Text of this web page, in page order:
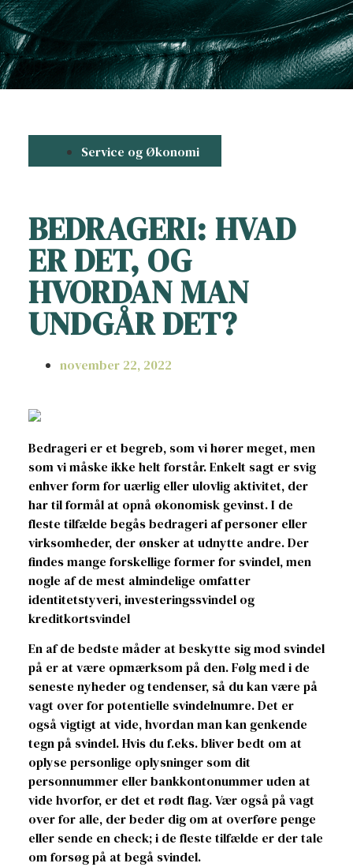
Service og Økonomi
BEDRAGERI: HVAD
ER DET, OG
HVORDAN MAN
UNDGÅR DET?
november 22, 2022
Bedrageri er et begreb, som vi hører meget, men
som vi måske ikke helt forstår. Enkelt sagt er svig
enhver form for uærlig eller ulovlig aktivitet, der
har til formål at opnå økonomisk gevinst. I de
fleste tilfælde begås bedrageri af personer eller
virksomheder, der ønsker at udnytte andre. Der
findes mange forskellige former for svindel, men
nogle af de mest almindelige omfatter
identitetstyveri, investeringssvindel og
kreditkortsvindel
En af de bedste måder at beskytte sig mod svindel
på er at være opmærksom på den. Følg med i de
seneste nyheder og tendenser, så du kan være på
vagt over for potentielle svindelnumre. Det er
også vigtigt at vide, hvordan man kan genkende
tegn på svindel. Hvis du f.eks. bliver bedt om at
oplyse personlige oplysninger som dit
personnummer eller bankkontonummer uden at
vide hvorfor, er det et rødt flag. Vær også på vagt
over for alle, der beder dig om at overføre penge
eller sende en check; i de fleste tilfælde er der tale
om forsøg på at begå svindel.